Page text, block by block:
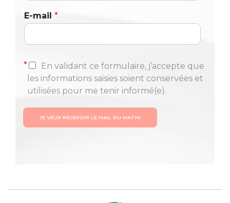
E-mail *
*
En validant ce formulaire, j’accepte que
les informations saisies soient conservées et
utilisées pour me tenir informé(e).
JE VEUX RECEVOIR LE MAIL DU MATIN